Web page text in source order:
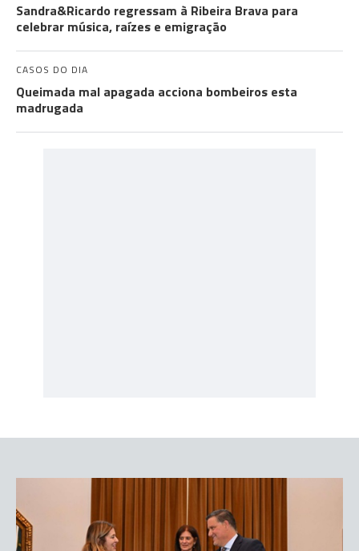
Sandra&Ricardo regressam à Ribeira Brava para
celebrar música, raízes e emigração
CASOS DO DIA
Queimada mal apagada acciona bombeiros esta
madrugada